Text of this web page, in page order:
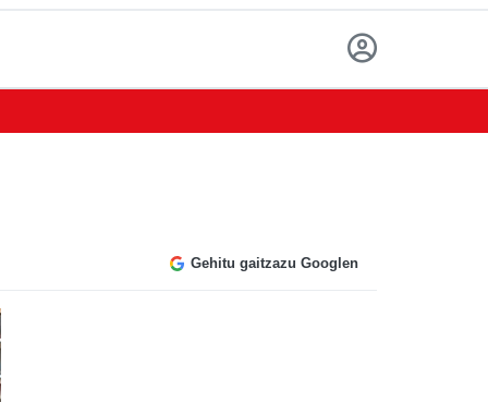
Gehitu gaitzazu Googlen